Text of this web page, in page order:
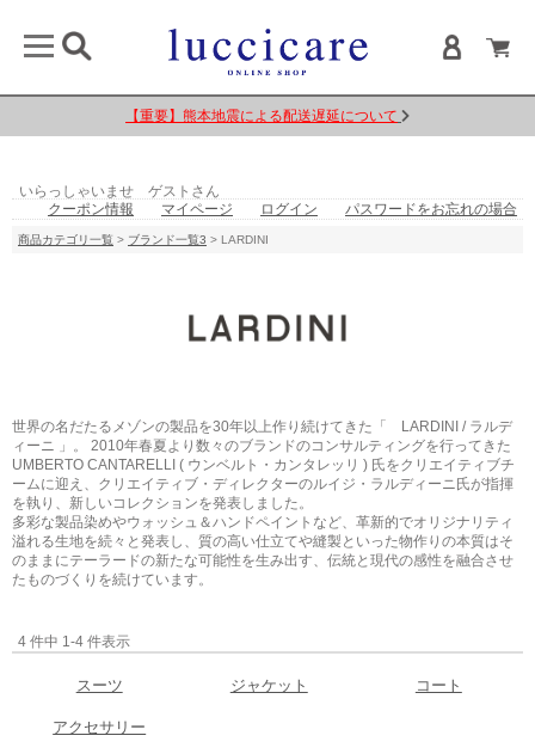
【重要】熊本地震による配送遅延について
いらっしゃいませ ゲストさん
クーポン情報
マイページ ログイン パスワードをお忘れの場合
商品カテゴリ一覧 > ブランド一覧3 > LARDINI
世界の名だたるメゾンの製品を30年以上作り続けてきた「 LARDINI / ラルデ
ィーニ 」。 2010年春夏より数々のブランドのコンサルティングを行ってきた
UMBERTO CANTARELLI ( ウンベルト・カンタレッリ ) 氏をクリエイティブチ
ームに迎え、クリエイティブ・ディレクターのルイジ・ラルディーニ氏が指揮
を執り、新しいコレクションを発表しました。
多彩な製品染めやウォッシュ＆ハンドペイントなど、革新的でオリジナリティ
溢れる生地を続々と発表し、質の高い仕立てや縫製といった物作りの本質はそ
のままにテーラードの新たな可能性を生み出す、伝統と現代の感性を融合させ
たものづくりを続けています。
4 件中 1-4 件表示
スーツ ジャケット コート
アクセサリー